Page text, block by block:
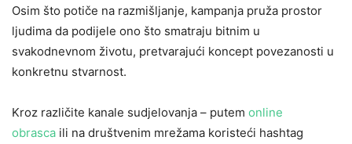
Osim što potiče na razmišljanje, kampanja pruža prostor
ljudima da podijele ono što smatraju bitnim u
svakodnevnom životu, pretvarajući koncept povezanosti u
konkretnu stvarnost.
Kroz različite kanale sudjelovanja – putem online
obrasca ili na društvenim mrežama koristeći hashtag